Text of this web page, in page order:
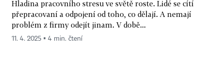
Hladina pracovního stresu ve světě roste. Lidé se cítí
přepracovaní a odpojení od toho, co dělají. A nemají
problém z firmy odejít jinam. V době...
11. 4. 2025 ▪ 4 min. čtení